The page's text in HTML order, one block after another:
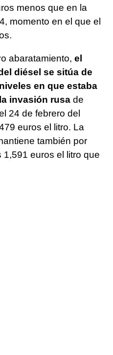
menos que en la
momento en el que el
abaratamiento, el
diésel se sitúa de
en que estaba
invasión rusa de
24 de febrero del
euros el litro. La
también por
euros el litro que